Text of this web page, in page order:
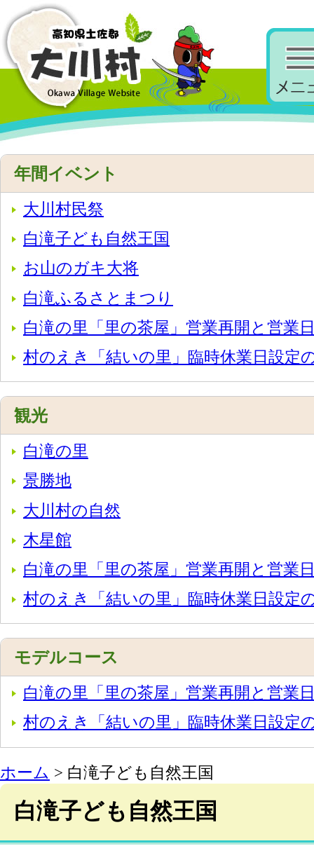
年間イベント
大川村民祭
白滝子ども自然王国
お山のガキ大将
白滝ふるさとまつり
白滝の里「里の茶屋」営業再開と営業
村のえき「結いの里」臨時休業日設定
観光
白滝の里
景勝地
大川村の自然
木星館
白滝の里「里の茶屋」営業再開と営業
村のえき「結いの里」臨時休業日設定
モデルコース
白滝の里「里の茶屋」営業再開と営業
村のえき「結いの里」臨時休業日設定
ホーム > 白滝子ども自然王国
白滝子ども自然王国